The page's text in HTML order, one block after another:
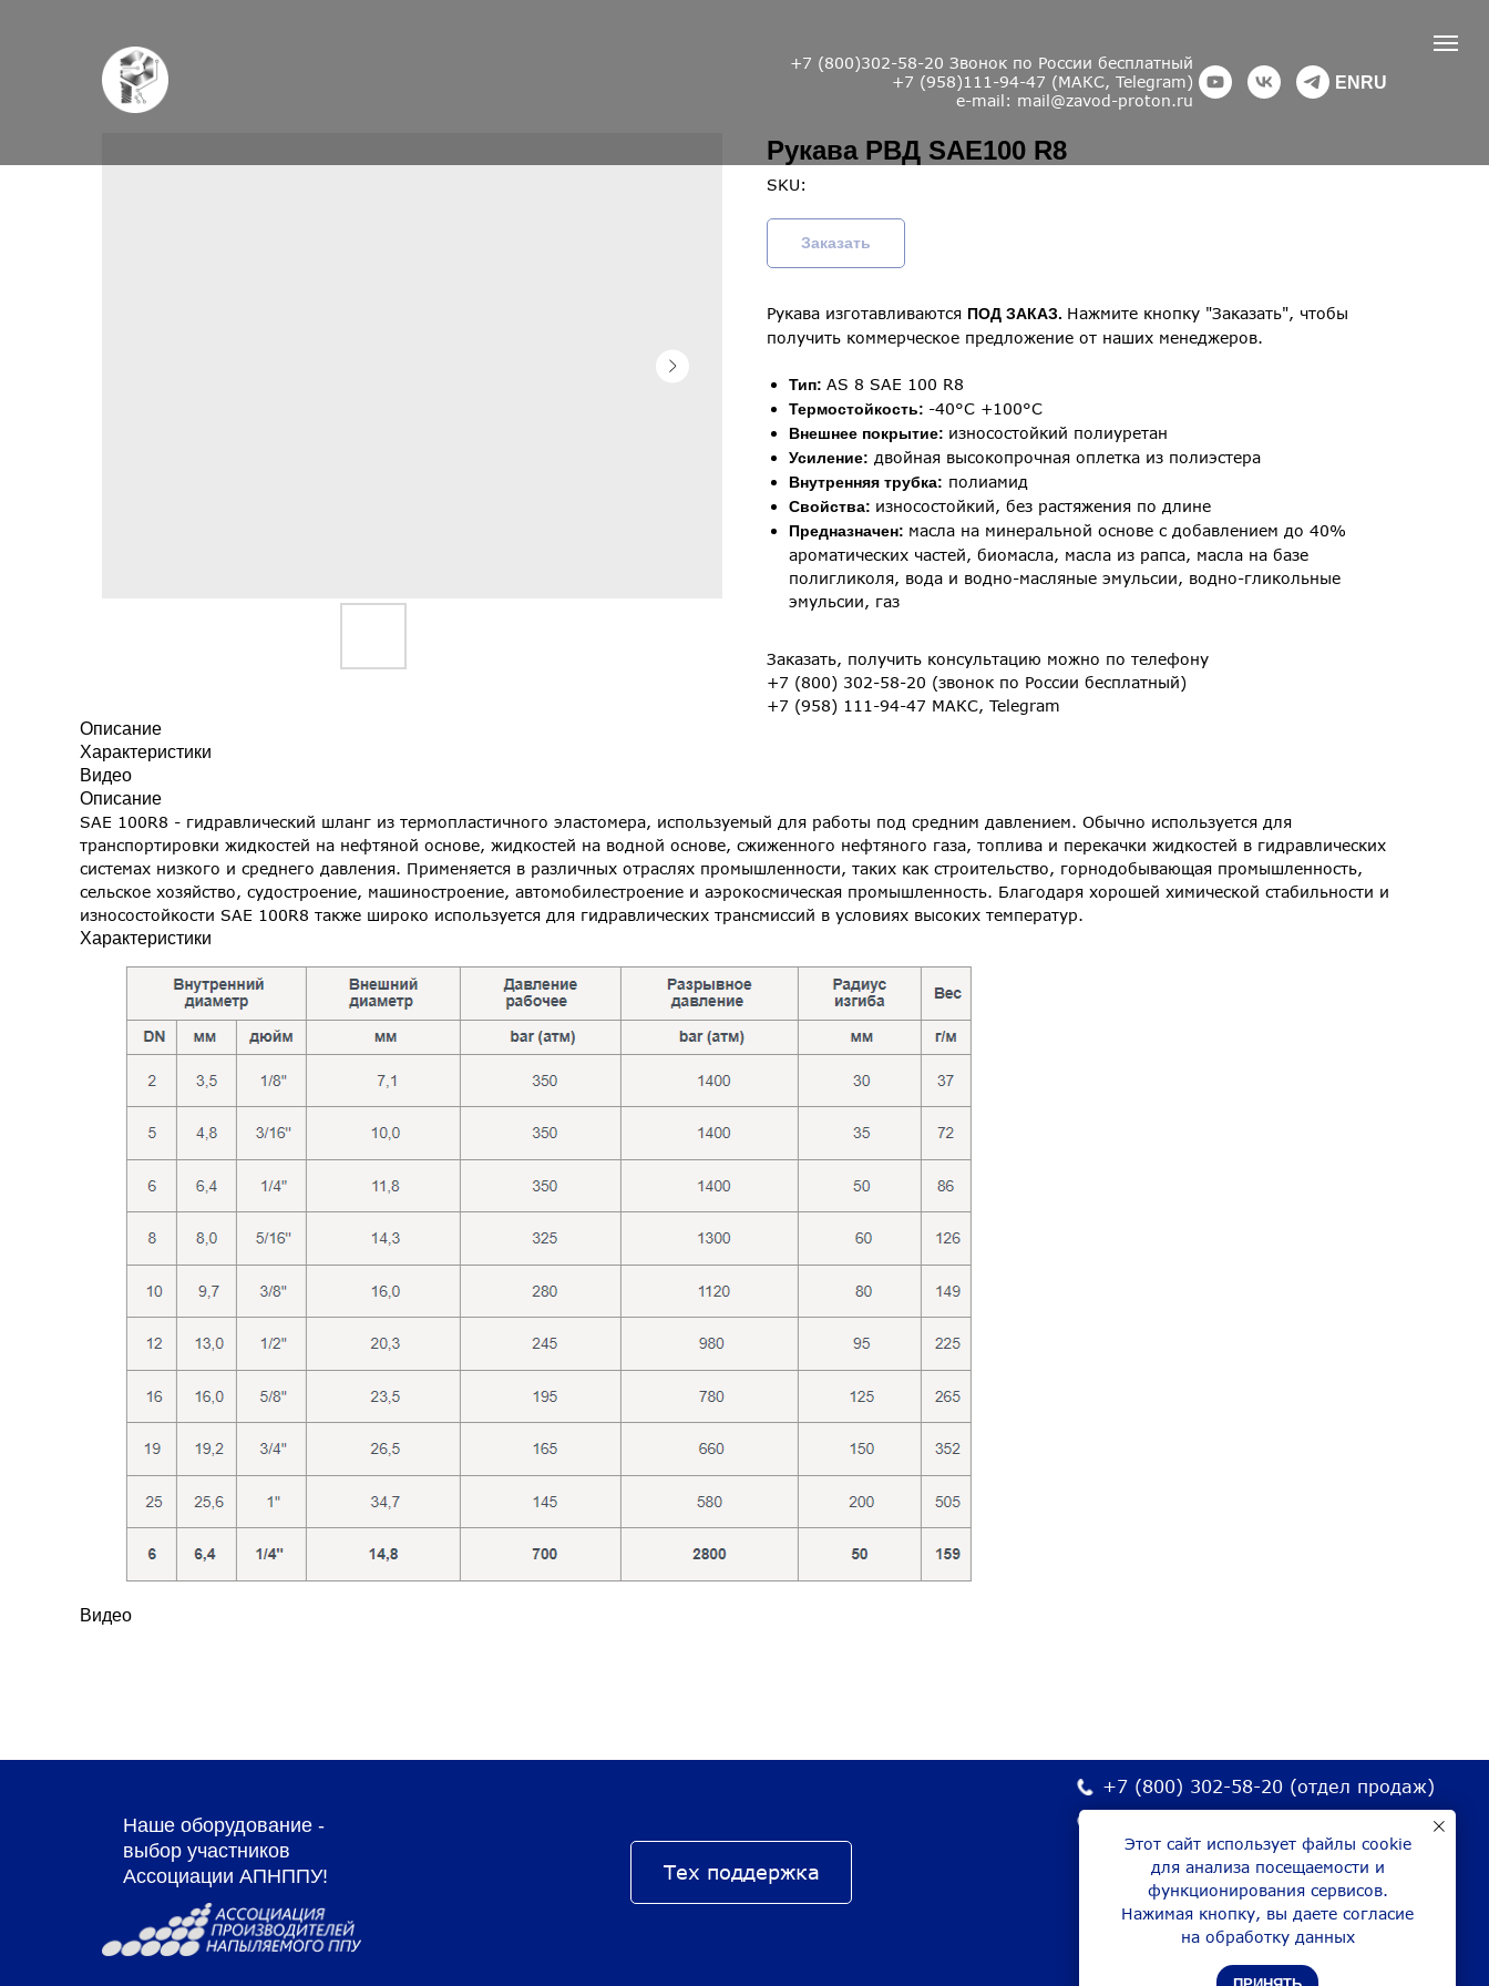
+7 (800)302-58-20 Звонок по России бесплатный
+7 (958)111-94-47 (МАКС, Telegram)
e-mail: mail@zavod-proton.ru
EN RU
Рукава РВД SAE100 R8
SKU:
Заказать
Рукава изготавливаются ПОД ЗАКАЗ. Нажмите кнопку "Заказать", чтобы
получить коммерческое предложение от наших менеджеров.
Тип: AS 8 SAE 100 R8
Термостойкость: -40°С +100°С
Внешнее покрытие: износостойкий полиуретан
Усиление: двойная высокопрочная оплетка из полиэстера
Внутренняя трубка: полиамид
Свойства: износостойкий, без растяжения по длине
Предназначен: масла на минеральной основе с добавлением до 40%
ароматических частей, биомасла, масла из рапса, масла на базе
полигликоля, вода и водно-масляные эмульсии, водно-гликольные
эмульсии, газ
Заказать, получить консультацию можно по телефону
+7 (800) 302-58-20 (звонок по России бесплатный)
+7 (958) 111-94-47 МАКС, Telegram
Описание
Характеристики
Видео
Описание
SAE 100R8 - гидравлический шланг из термопластичного эластомера, используемый для работы под средним давлением. Обычно используется для
транспортировки жидкостей на нефтяной основе, жидкостей на водной основе, сжиженного нефтяного газа, топлива и перекачки жидкостей в гидравлических
системах низкого и среднего давления. Применяется в различных отраслях промышленности, таких как строительство, горнодобывающая промышленность,
сельское хозяйство, судостроение, машиностроение, автомобилестроение и аэрокосмическая промышленность. Благодаря хорошей химической стабильности и
износостойкости SAE 100R8 также широко используется для гидравлических трансмиссий в условиях высоких температур.
Характеристики
Видео
+7 (800) 302-58-20 (отдел продаж)
Барнаул, Алтайский край,
ул.Автотранспортная 43А
mail@zavod-proton.ru
Тех поддержка
Наше оборудование -
выбор участников
Ассоциации АПНППУ!
Этот сайт использует файлы cookie
для анализа посещаемости и
функционирования сервисов.
Нажимая кнопку, вы даете согласие
на обработку данных